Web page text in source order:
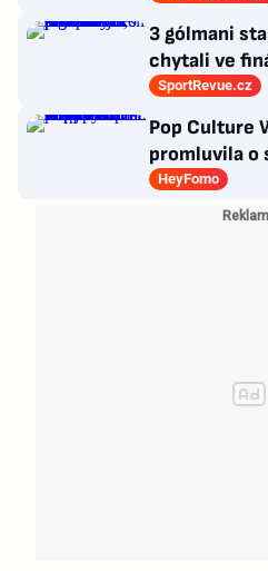
3 gólmani
chytali ve
Všichni
poražení
SportRevue.cz
Pop Culture
promluvila o
veřejného
KATSEYE si
HeyFomo